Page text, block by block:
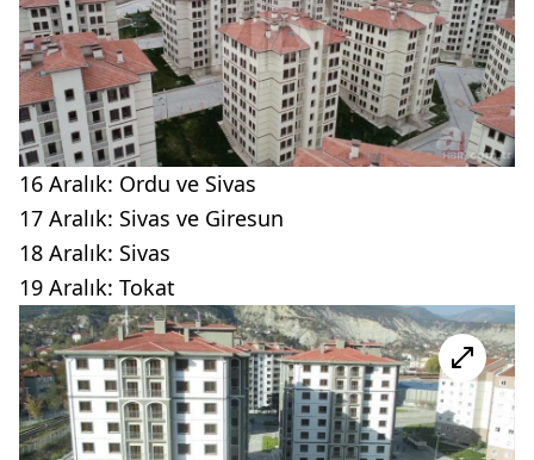
16 Aralık: Ordu ve Sivas
17 Aralık: Sivas ve Giresun
18 Aralık: Sivas
19 Aralık: Tokat